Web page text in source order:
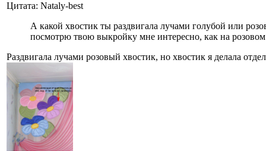
Цитата: Nataly-best
А какой хвостик ты раздвигала лучами голубой или
посмотрю твою выкройку мне интересно, как на
Раздвигала лучами розовый хвостик, но хвостик я делала